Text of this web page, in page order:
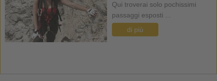
Qui troverai solo pochissimi
passaggi esposti ...
di più